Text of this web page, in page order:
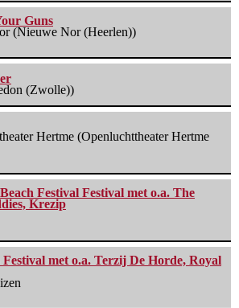
Guns
(Nieuwe Nor (Heerlen))
(Zwolle))
Hertme (Openluchttheater Hertme
Festival Festival met o.a. The
Krezip
met o.a. Terzij De Horde, Royal